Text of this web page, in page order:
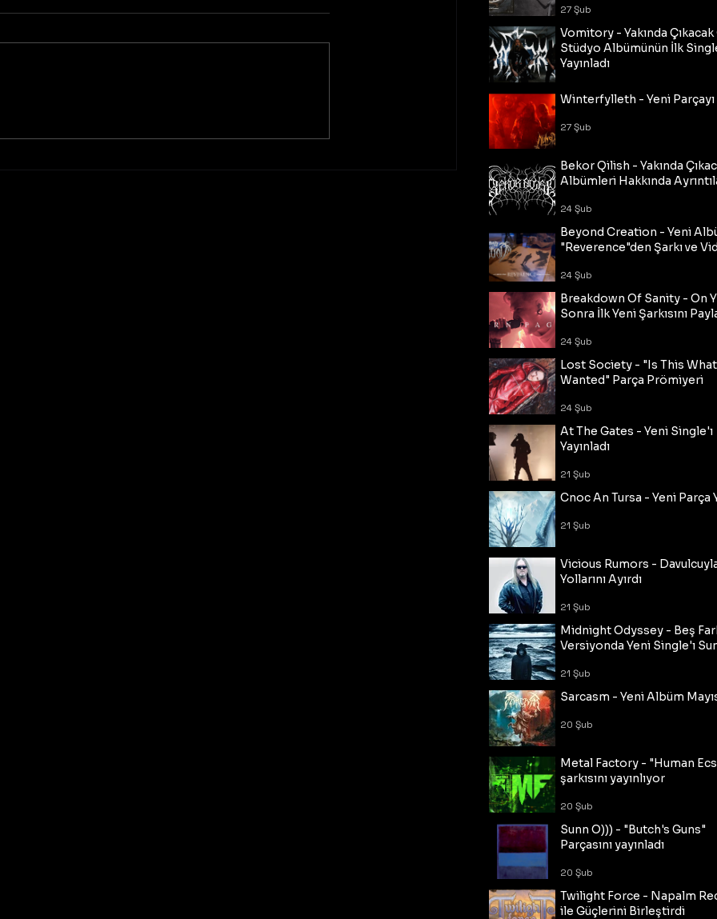
27 Şub
Vomitory - Yakında
Stüdyo Albümünün İlk
Yayınladı
Winterfylleth - Yeni Parçayı
27 Şub
Bekor Qilish - Yakında
Albümleri Hakkında
24 Şub
Beyond Creation - Yeni
"Reverence"den Şarkı ve
24 Şub
Breakdown Of Sanity - On
Sonra İlk Yeni Şarkısını
24 Şub
Lost Society - "Is This
Wanted" Parça Prömiyeri
24 Şub
At The Gates - Yeni Single'ı
Yayınladı
21 Şub
Cnoc An Tursa - Yeni Parça
21 Şub
Vicious Rumors -
Yollarını Ayırdı
21 Şub
Midnight Odyssey - Beş
Versiyonda Yeni Single'ı
21 Şub
Sarcasm - Yeni Albüm
20 Şub
Metal Factory - "Human
şarkısını yayınlıyor
20 Şub
Sunn O))) - "Butch's Guns"
Parçasını yayınladı
20 Şub
Twilight Force - Napalm
ile Güçlerini Birleştirdi